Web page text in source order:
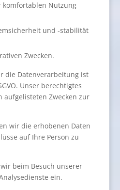
komfortablen Nutzung
und -stabilität
Zwecken.
die Datenverarbeitung ist
Unser berechtigtes
aufgelisteten Zwecken zur
wir die erhobenen Daten
auf Ihre Person zu
beim Besuch unserer
ein.